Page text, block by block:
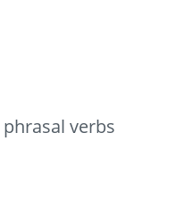
verbs